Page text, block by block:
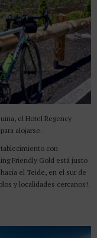
el Hotel Regency
alojarse.
con
Friendly Gold está justo
el Teide, en el sur de
y localidades cercanos!.